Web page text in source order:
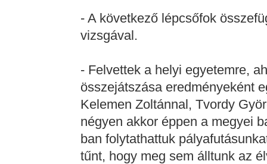
- A következő lépcsőfok
vizsgával.
- Felvettek a helyi egyetemre,
összejátszása eredményeként
Kelemen Zoltánnal, Tvordy
négyen akkor éppen a megyei
ban folytathattuk
tűnt, hogy meg sem álltunk az